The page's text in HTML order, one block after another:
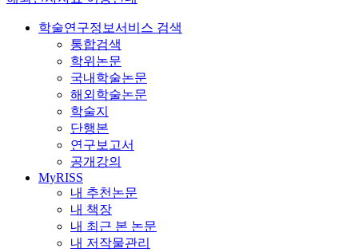
학술연구정보서비스 검색
통합검색
학위논문
국내학술논문
해외학술논문
학술지
단행본
연구보고서
공개강의
MyRISS
내 추천논문
내 책장
내 최근 본 논문
내 저작물관리